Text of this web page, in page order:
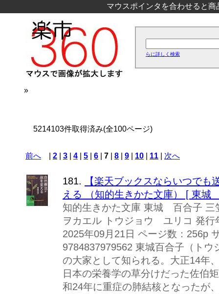
マウスポインタを合わせると
らに詳しく検索
»
5214103件取得済み(全100ページ)
前へ 2 3 4 5 6 7 8 9 10 11 次へ
181.
【楽天ブックスならいつで
える （知的生きかた文庫） [ 東
知的生きかた文庫 東城 百合子 三
ヲカエル トウジョウ ユリコ 発行
2025年09月21日 ページ数：256p
9784837979562 東城百合子（ト
の大家として知られる。大正14年
日本の栄養学の草分けだった佐伯
和24年に重症の肺結核となったが